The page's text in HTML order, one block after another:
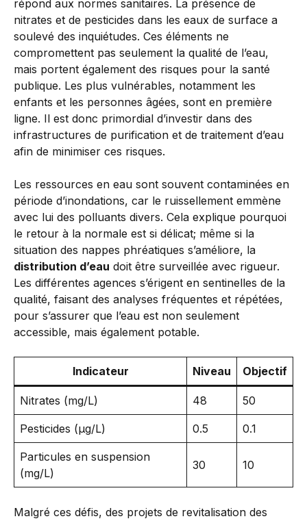
répond aux normes sanitaires. La présence de
nitrates et de pesticides dans les eaux de surface a
soulevé des inquiétudes. Ces éléments ne
compromettent pas seulement la qualité de l’eau,
mais portent également des risques pour la santé
publique. Les plus vulnérables, notamment les
enfants et les personnes âgées, sont en première
ligne. Il est donc primordial d’investir dans des
infrastructures de purification et de traitement d’eau
afin de minimiser ces risques.
Les ressources en eau sont souvent contaminées en
période d’inondations, car le ruissellement emmène
avec lui des polluants divers. Cela explique pourquoi
le retour à la normale est si délicat; même si la
situation des nappes phréatiques s’améliore, la
distribution d’eau doit être surveillée avec rigueur.
Les différentes agences s’érigent en sentinelles de la
qualité, faisant des analyses fréquentes et répétées,
pour s’assurer que l’eau est non seulement
accessible, mais également potable.
Indicateur Niveau Objectif
Nitrates (mg/L) 48 50
Pesticides (µg/L) 0.5 0.1
Particules en suspension
(mg/L)
30 10
Malgré ces défis, des projets de revitalisation des